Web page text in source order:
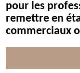
pour les
remettre en
commerciaux